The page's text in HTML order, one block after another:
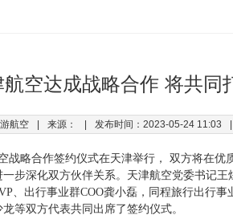
Leistungsbeschreibung 招标说明
签获6000万B轮融资，千万产业基金助力旅游同业
航空达成战略合作 将共同
航空 来源： 发布时间：2023-05-24 11:03
战略合作签约仪式在天津举行， 双方将在优
步深化双方伙伴关系。天津航空党委书记
、出行事业群COO龚小磊，同程旅行出行
等双方代表共同出席了签约仪式。